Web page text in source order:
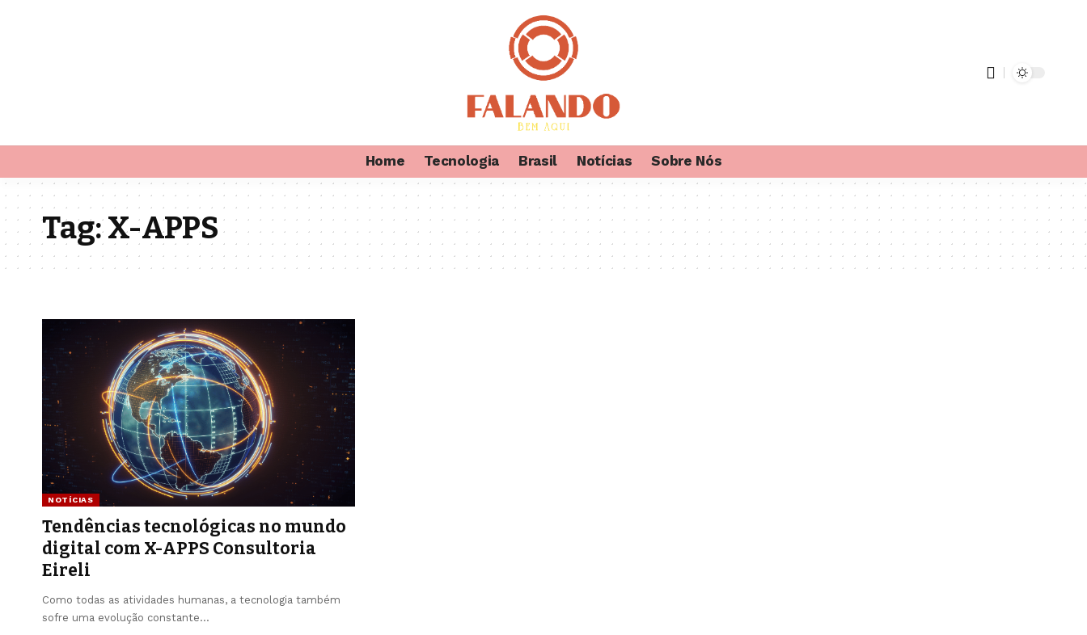
Home Tecnologia Brasil Notícias Sobre Nós
Tag:X-APPS
NOTÍCIAS
Tendências tecnológicas no mundo
digital com X-APPS Consultoria
Eireli
Como todas as atividades humanas, a tecnologia também
sofre uma evolução constante…